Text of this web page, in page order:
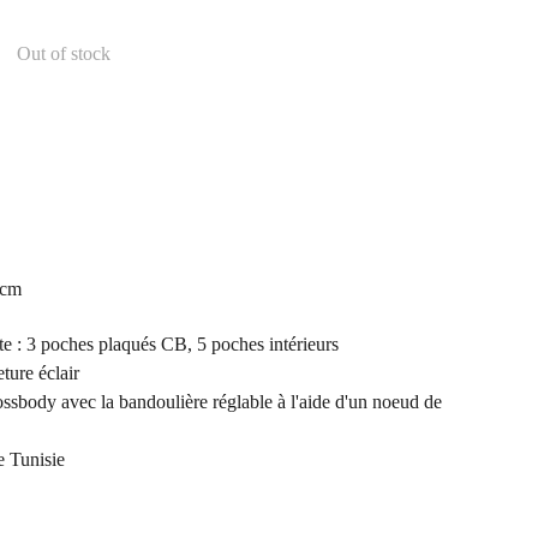
Out of stock
: 3 poches plaqués CB, 5 poches intérieurs
éclair
avec la bandoulière réglable à l'aide d'un noeud de
Tunisie